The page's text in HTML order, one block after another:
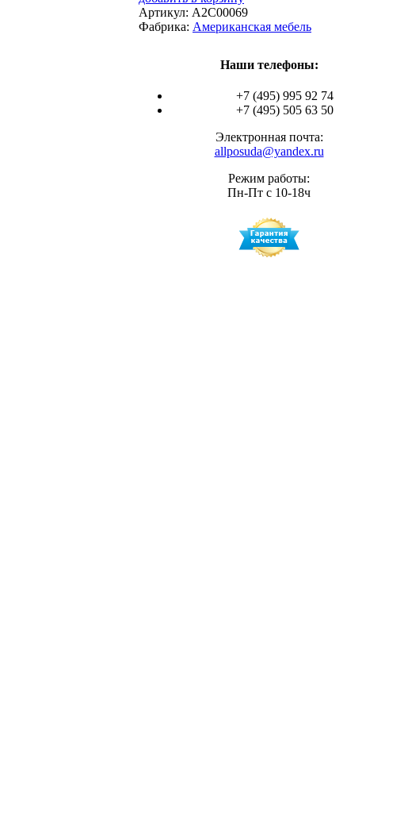
Артикул: A2C00069
Фабрика: Американская мебель
Наши телефоны:
+7 (495) 995 92 74
+7 (495) 505 63 50
Электронная почта:
allposuda@yandex.ru
Режим работы:
Пн-Пт с 10-18ч